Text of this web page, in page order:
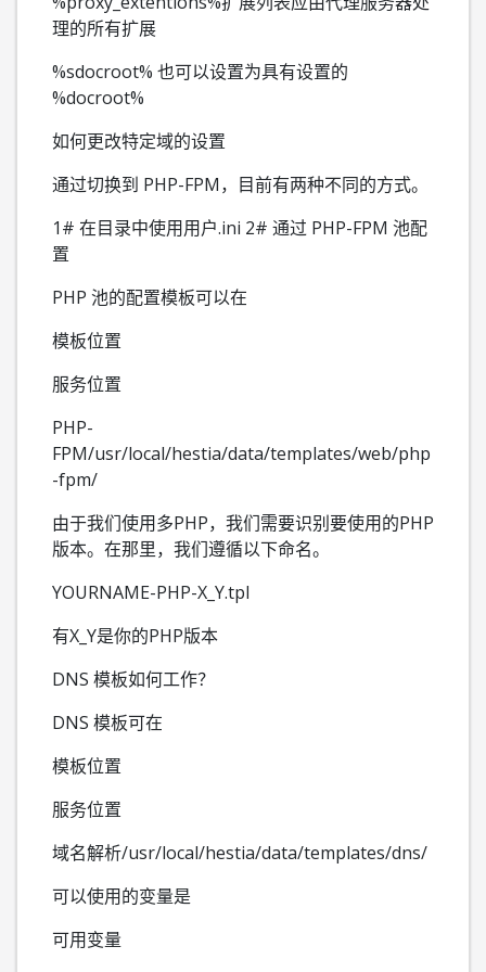
理的所有扩展
%sdocroot% 也可以设置为具有设置的
%docroot%
如何更改特定域的设置
通过切换到 PHP-FPM，目前有两种不同的方式。
1# 在目录中使用用户.ini 2# 通过 PHP-FPM 池配
置
PHP 池的配置模板可以在
模板位置
服务位置
PHP-
FPM/usr/local/hestia/data/templates/web/php
-fpm/
由于我们使用多PHP，我们需要识别要使用的PHP
版本。在那里，我们遵循以下命名。
YOURNAME-PHP-X_Y.tpl
有X_Y是你的PHP版本
DNS 模板如何工作？
DNS 模板可在
模板位置
服务位置
域名解析/usr/local/hestia/data/templates/dns/
可以使用的变量是
可用变量